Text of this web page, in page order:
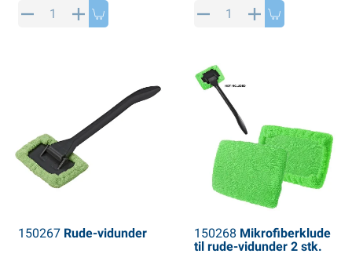
150267Rude-vidunder 150268 Mikrofiberklude
til rude-vidunder 2 stk.